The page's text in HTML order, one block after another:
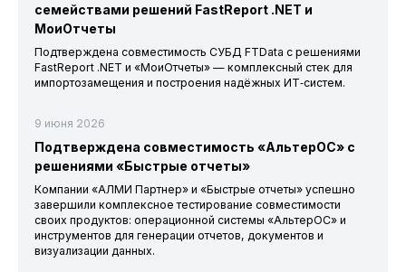
семействами решений FastReport .NET и
МоиОтчеты
Подтверждена совместимость СУБД FTData с решениями
FastReport .NET и «МоиОтчеты» — комплексный стек для
импортозамещения и построения надёжных ИТ‑систем.
9 июня 2026
Подтверждена совместимость «АльтерОС» с
решениями «Быстрые отчеты»
Компании «АЛМИ Партнер» и «Быстрые отчеты» успешно
завершили комплексное тестирование совместимости
своих продуктов: операционной системы «АльтерОС» и
инструментов для генерации отчетов, документов и
визуализации данных.